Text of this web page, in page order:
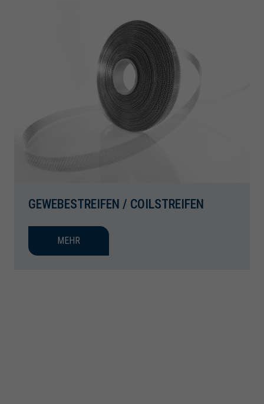
GEWEBESTREIFEN / COILSTREIFEN
MEHR